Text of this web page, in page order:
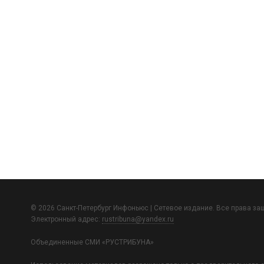
© 2026 Санкт-Петербург Инфоньюс | Сетевое издание. Все права
Электронный адрес: rustribuna@yandex.ru
Объединенные СМИ «РУСТРИБУНА»